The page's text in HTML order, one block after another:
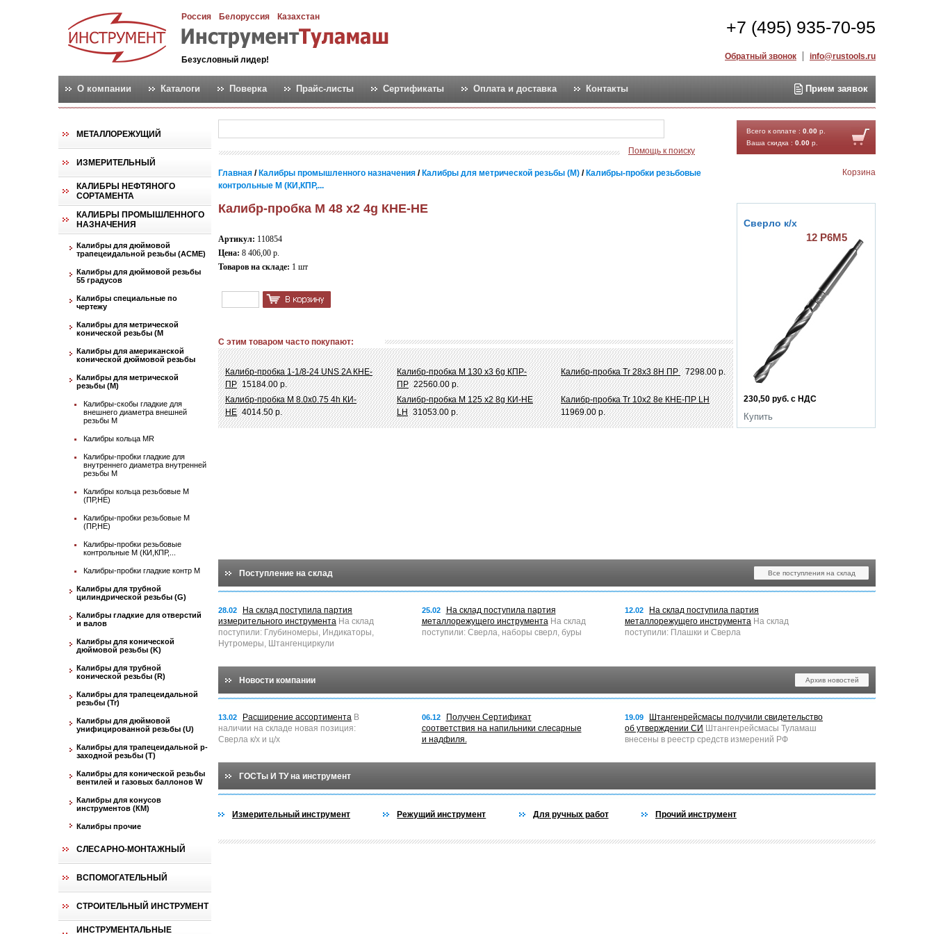
Россия Белоруссия Казахстан
Безусловный лидер!
+7 (495) 935-70-95
Обратный звонок info@rustools.ru
О компании Каталоги Поверка Прайс-листы Сертификаты Оплата и доставка Контакты Прием заявок
МЕТАЛЛОРЕЖУЩИЙ
ИЗМЕРИТЕЛЬНЫЙ
КАЛИБРЫ НЕФТЯНОГО
СОРТАМЕНТА
КАЛИБРЫ ПРОМЫШЛЕННОГО
НАЗНАЧЕНИЯ
Калибры для дюймовой
трапецеидальной резьбы (АСМЕ)
Калибры для дюймовой резьбы
55 градусов
Калибры специальные по
чертежу
Калибры для метрической
конической резьбы (М
Калибры для американской
конической дюймовой резьбы
Калибры для метрической
резьбы (М)
Калибры-скобы гладкие для
внешнего диаметра внешней
резьбы М
Калибры кольца MR
Калибры-пробки гладкие для
внутреннего диаметра внутренней
резьбы М
Калибры кольца резьбовые М
(ПР,НЕ)
Калибры-пробки резьбовые М
(ПР,НЕ)
Калибры-пробки резьбовые
контрольные М (КИ,КПР,...
Калибры-пробки гладкие контр М
Калибры для трубной
цилиндрической резьбы (G)
Калибры гладкие для отверстий
и валов
Калибры для конической
дюймовой резьбы (K)
Калибры для трубной
конической резьбы (R)
Калибры для трапецеидальной
резьбы (Tr)
Калибры для дюймовой
унифицированной резьбы (U)
Калибры для трапецеидальной p-
заходной резьбы (T)
Калибры для конической резьбы
вентилей и газовых баллонов W
Калибры для конусов
инструментов (КМ)
Калибры прочие
СЛЕСАРНО-МОНТАЖНЫЙ
ВСПОМОГАТЕЛЬНЫЙ
СТРОИТЕЛЬНЫЙ ИНСТРУМЕНТ
ИНСТРУМЕНТАЛЬНЫЕ
Помощь к поиску
Всего к оплате : 0.00 р.
Ваша скидка : 0.00 р.
Корзина
Главная / Калибры промышленного назначения / Калибры для метрической резьбы (М) / Калибры-пробки резьбовые
контрольные М (КИ,КПР,...
Калибр-пробка М 48 х2 4g КНЕ-НЕ
Артикул: 110854
Цена: 8 406,00 р.
Товаров на складе: 1 шт
С этим товаром часто покупают:
Калибр-пробка 1-1/8-24 UNS 2A КНЕ-
ПР 15184.00 р.
Калибр-пробка М 130 х3 6g КПР-
ПР 22560.00 р.
Калибр-пробка Tr 28х3 8Н ПР 7298.00 р.
Калибр-пробка М 8.0х0.75 4h КИ-
НЕ 4014.50 р.
Калибр-пробка М 125 х2 8g КИ-НЕ
LH 31053.00 р.
Калибр-пробка Tr 10х2 8e КНЕ-ПР LH
11969.00 р.
230,50 руб. с НДС
Купить
Сверло к/х
12 Р6М5
Поступление на склад Все поступления на склад
28.02
На склад поступила партия
измерительного инструмента На склад
поступили: Глубиномеры, Индикаторы,
Нутромеры, Штангенциркули
25.02
На склад поступила партия
металлорежущего инструментаНа склад
поступили: Сверла, наборы сверл, буры
12.02
На склад поступила партия
металлорежущего инструмента На склад
поступили: Плашки и Сверла
Новости компании Архив новостей
13.02 Расширение ассортимента В
наличии на складе новая позиция:
Сверла к/х и ц/х
06.12
Получен Сертификат
соответствия на напильники слесарные
и надфиля.
19.09
Штангенрейсмасы получили свидетельство
об утверждении СИ Штангенрейсмасы Туламаш
внесены в реестр средств измерений РФ
ГОСТы И ТУ на инструмент
Измерительный инструмент Режущий инструмент Для ручных работ Прочий инструмент